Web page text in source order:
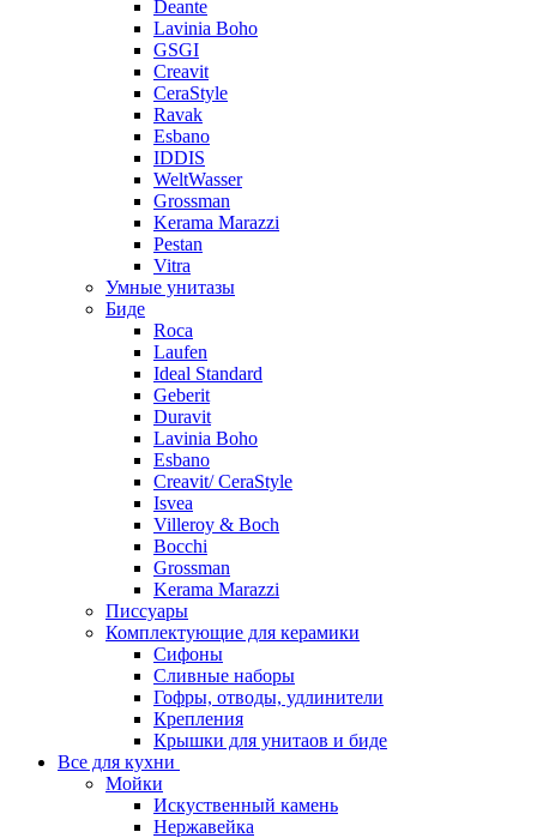
Deante
Lavinia Boho
GSGI
Creavit
CeraStyle
Ravak
Esbano
IDDIS
WeltWasser
Grossman
Kerama Marazzi
Pestan
Vitra
Умные унитазы
Биде
Roca
Laufen
Ideal Standard
Geberit
Duravit
Lavinia Boho
Esbano
Creavit/ CeraStyle
Isvea
Villeroy & Boch
Bocchi
Grossman
Kerama Marazzi
Писсуары
Комплектующие для керамики
Сифоны
Сливные наборы
Гофры, отводы, удлинители
Крепления
Крышки для унитаов и биде
Все для кухни
Мойки
Искуственный камень
Нержавейка